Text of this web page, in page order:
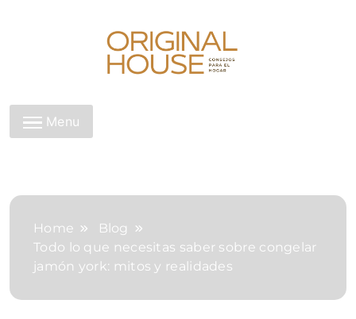
Original House
Menu
Home
Blog
Todo lo que necesitas saber sobre congelar
jamón york: mitos y realidades